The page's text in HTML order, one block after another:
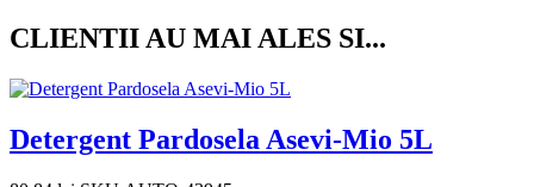
CLIENTII AU MAI ALES SI...
Detergent Pardosela Asevi-Mio 5L